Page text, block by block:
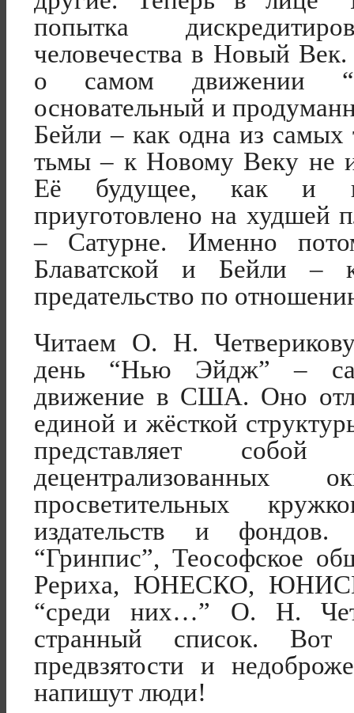
попытка
человечества в Новый Век.
о самом движении
основательный и
Бейли – как одна из самых
тьмы – к Новому Веку не
Её будущее, как и
приуготовлено на худшей
– Сатурне. Именно
Блаватской и Бейли –
предательство по
Читаем О. Н.
день “Нью Эйдж” –
движение в США. Оно
единой и жёсткой
представляет собой
децентрализованных
просветительных
издательств и
“Гринпис”, Теософское
Рериха, ЮНЕСКО,
“среди них…” О. Н.
странный список. Вот
предвзятости и
напишут люди!